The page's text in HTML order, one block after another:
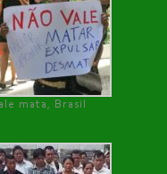
mata, Brasil